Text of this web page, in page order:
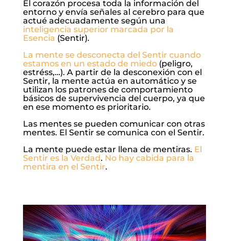
El corazón procesa toda la información del
entorno y envía señales al cerebro para que
actué adecuadamente según una
inteligencia superior marcada por la
Esencia (Sentir).
La mente se desconecta del Sentir cuando
estamos en un estado de miedo(peligro,
estréss,…). A partir de la desconexión con el
Sentir, la mente actúa en automático y se
utilizan los patrones de comportamiento
básicos de supervivencia del cuerpo, ya que
en ese momento es prioritario.
Las mentes se pueden comunicar con otras
mentes. El Sentir se comunica con el Sentir.
La mente puede estar llena de mentiras. El
Sentir es la Verdad. No hay cabida para la
mentira en el Sentir.